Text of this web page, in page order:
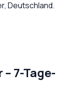
, Deutschland.
– 7-Tage-